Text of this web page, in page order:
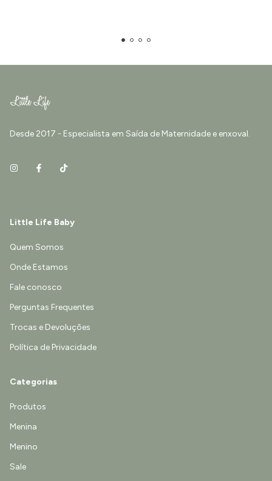
Desde 2017 - Especialista em Saída de Maternidade e enxoval.
Little Life Baby
Quem Somos
Onde Estamos
Fale conosco
Perguntas Frequentes
Trocas e Devoluções
Política de Privacidade
Categorias
Produtos
Menina
Menino
Sale